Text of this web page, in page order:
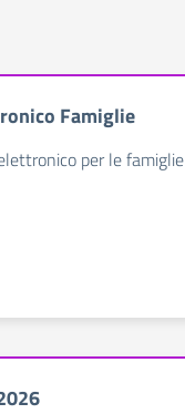
Famiglie
per le famiglie